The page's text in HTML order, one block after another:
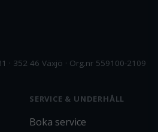
· 352 46 Växjö · Org.nr 559100-2109
SERVICE & UNDERHÅLL
Boka service